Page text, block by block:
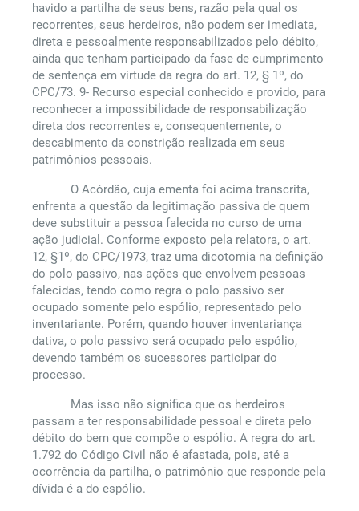
havido a partilha de seus bens, razão pela qual os
recorrentes, seus herdeiros, não podem ser imediata,
direta e pessoalmente responsabilizados pelo débito,
ainda que tenham participado da fase de cumprimento
de sentença em virtude da regra do art. 12, § 1º, do
CPC/73. 9- Recurso especial conhecido e provido, para
reconhecer a impossibilidade de responsabilização
direta dos recorrentes e, consequentemente, o
descabimento da constrição realizada em seus
patrimônios pessoais.
O Acórdão, cuja ementa foi acima transcrita,
enfrenta a questão da legitimação passiva de quem
deve substituir a pessoa falecida no curso de uma
ação judicial. Conforme exposto pela relatora, o art.
12, §1º, do CPC/1973, traz uma dicotomia na definição
do polo passivo, nas ações que envolvem pessoas
falecidas, tendo como regra o polo passivo ser
ocupado somente pelo espólio, representado pelo
inventariante. Porém, quando houver inventariança
dativa, o polo passivo será ocupado pelo espólio,
devendo também os sucessores participar do
processo.
Mas isso não significa que os herdeiros
passam a ter responsabilidade pessoal e direta pelo
débito do bem que compõe o espólio. A regra do art.
1.792 do Código Civil não é afastada, pois, até a
ocorrência da partilha, o patrimônio que responde pela
dívida é a do espólio.